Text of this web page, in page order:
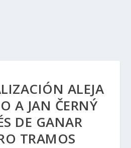
ALEJA
A JAN ČERNÝ
DE GANAR
TRAMOS